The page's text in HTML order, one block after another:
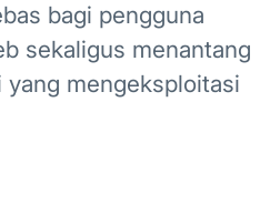
bagi pengguna
sekaligus menantang
mengeksploitasi